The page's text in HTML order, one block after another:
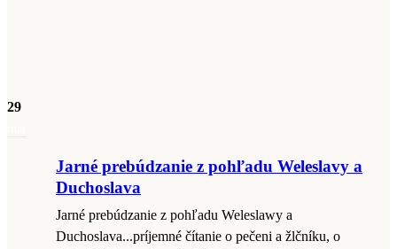
29
Jarné prebúdzanie z pohľadu Weleslavy a
Duchoslava
Jarné prebúdzanie z pohľadu Weleslawy a
Duchoslava...príjemné čítanie o pečeni a žlčníku, o